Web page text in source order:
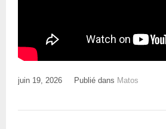
juin 19, 2026 Publié dans Matos